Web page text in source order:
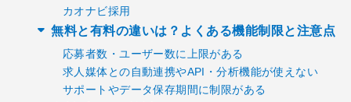
カオナビ採用
無料と有料の違いは？よくある機能制限と注意点
応募者数・ユーザー数に上限がある
求人媒体との自動連携やAPI・分析機能が使えない
サポートやデータ保存期間に制限がある